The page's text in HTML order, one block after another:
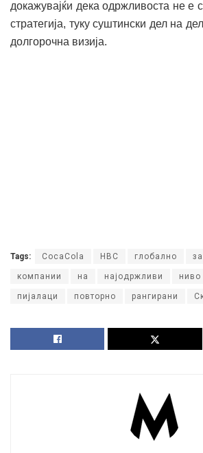
докажувајќи дека одржливоста не е
стратегија, туку суштински дел на
долгорочна визија.
Tags: CocaCola HBC глобално за
компании на најодржливи ниво
пијалаци повторно рангирани